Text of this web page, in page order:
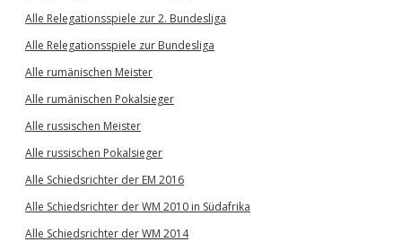
Alle Relegationsspiele zur 2. Bundesliga
Alle Relegationsspiele zur Bundesliga
Alle rumänischen Meister
Alle rumänischen Pokalsieger
Alle russischen Meister
Alle russischen Pokalsieger
Alle Schiedsrichter der EM 2016
Alle Schiedsrichter der WM 2010 in Südafrika
Alle Schiedsrichter der WM 2014